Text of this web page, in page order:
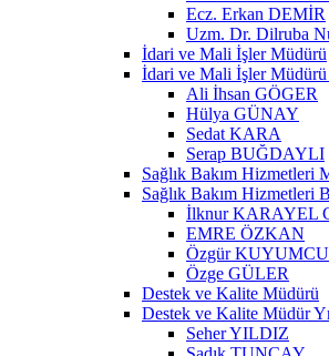
Ecz. Erkan DEMİR
Uzm. Dr. Dilruba
İdari ve Mali İşler Müdürü
İdari ve Mali İşler Müdürü
Ali İhsan GÖGER
Hülya GÜNAY
Sedat KARA
Serap BUĞDAYLI
Sağlık Bakım Hizmetleri
Sağlık Bakım Hizmetleri
İlknur KARAYEL
EMRE ÖZKAN
Özgür KUYUMCU
Özge GÜLER
Destek ve Kalite Müdürü
Destek ve Kalite Müdür
Seher YILDIZ